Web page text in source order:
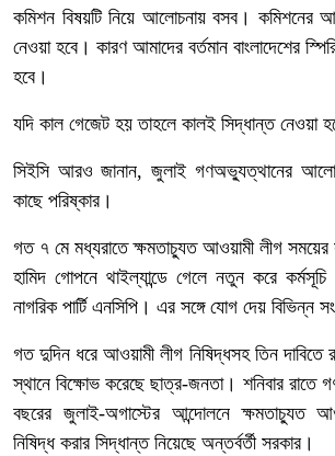
কমিশন বিষয়টি নিয়ে আলোচনায় বসব। কমিশনের
নেওয়া হবে। কারণ আমাদের বর্তমান বাংলাদেশের
হবে।
যদি কাল গেজেট হয় তাহলে কালই সিদ্ধান্ত নেওয়া
সিইসি আরও জানান, জুলাই গণঅভ্যুত্থানের
কাছে পরিষ্কার।
গত ৭ মে মধ্যরাতে ক্ষমতাচ্যুত আওয়ামী লীগ সময়ের
হামিদ গোপনে থাইল্যান্ডে গেলে নতুন করে কর্মসূচি
নাগরিক পার্টি এনসিপি। এর সঙ্গে যোগ দেয় বিভিন্ন
গত দুদিন ধরে আওয়ামী লীগ নিষিদ্ধসহ তিন দাবিতে
স্থানে বিক্ষোভ করেছে ছাত্র-জনতা। শনিবার রাতে
বছরের জুলাই-অগাস্টের আন্দোলনে ক্ষমতাচ্যুত
নিষিদ্ধ করার সিদ্ধান্ত নিয়েছে অন্তর্বর্তী সরকার।